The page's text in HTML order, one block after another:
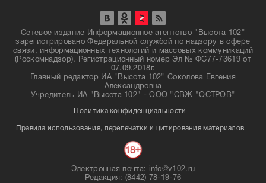
Сетевое издание Информационное агентство "Высота 102"
зарегистрировано Федеральной службой по надзору в сфере
связи, информационных технологий и массовых коммуникаций
(Роскомнадзор). Регистрационный номер Эл № ФС77-73619 от
07.09.2018г.
Главный редактор ИА "Высота 102" Соколова Евгения
Александровна
Учредитель ИА "Высота 102" - ООО "СВЖ "ОСТРОВ"
Политика конфиденциальности
Правила использования, перепечатки и цитирования материалов
Электронная почта: info@v102.ru
Редакция: (8442) 78-19-76